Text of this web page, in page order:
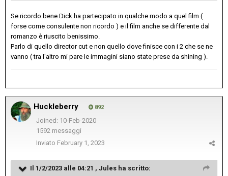
Se ricordo bene Dick ha partecipato in qualche modo a quel film (
forse come consulente non ricordo ) e il film anche se differente dal
romanzo è riuscito benissimo.
Parlo di quello director cut e non quello dove finisce con i 2 che se ne
vanno ( tra l'altro mi pare le immagini siano state prese da shining ).
Huckleberry 892
Joined: 10-Feb-2020
1592 messaggi
Inviato February 1, 2023
Il 1/2/2023 alle 04:21 , Jules ha scritto: